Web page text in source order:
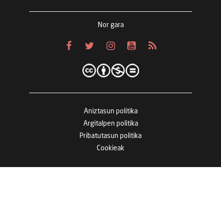
Nor gara
Aniztasun politika
Argitalpen politika
Pribatutasun politika
Cookieak